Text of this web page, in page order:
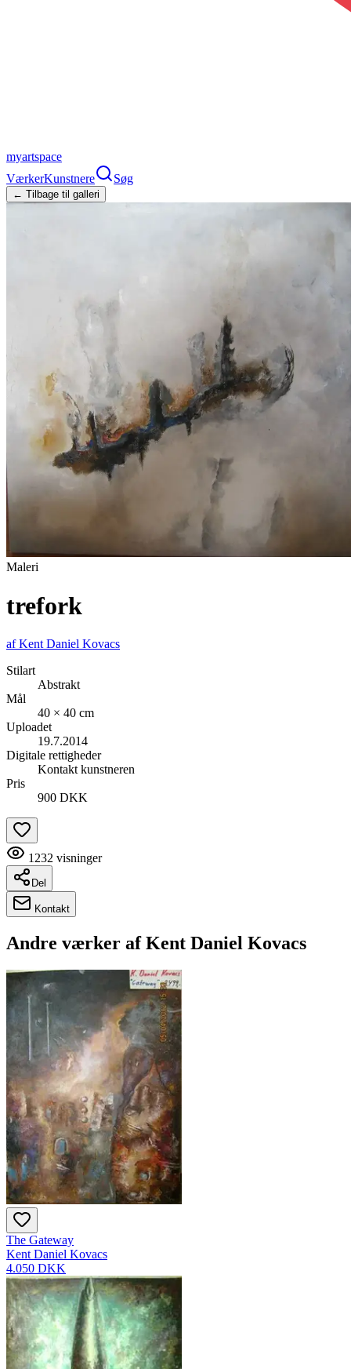
myartspace
VærkerKunstnere Søg
← Tilbage til galleri
Maleri
trefork
afKent Daniel Kovacs
Stilart
Abstrakt
Mål
40 × 40 cm
Uploadet
19.7.2014
Digitale rettigheder
Kontakt kunstneren
Pris
900 DKK
1232 visninger
Del
Kontakt
Andre værker afKent Daniel Kovacs
The Gateway
Kent Daniel Kovacs
4.050 DKK